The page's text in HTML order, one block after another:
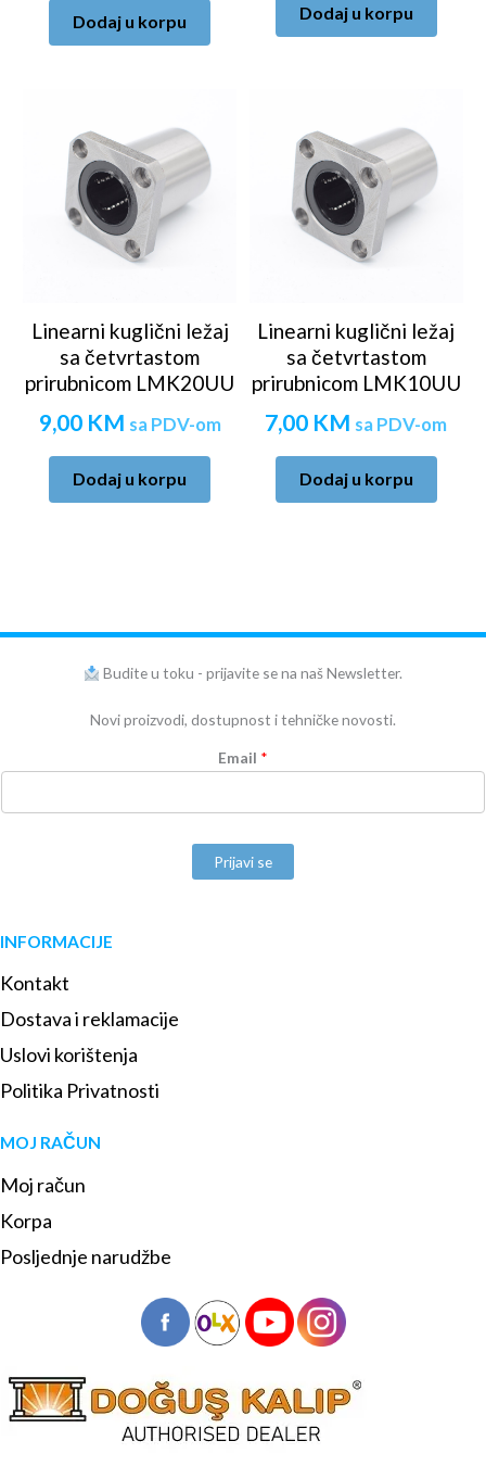
Dodaj u korpu Dodaj u korpu
Linearni kuglični ležaj
sa četvrtastom
prirubnicom LMK20UU
9,00 KM sa PDV-om
Dodaj u korpu
Linearni kuglični ležaj
sa četvrtastom
prirubnicom LMK10UU
7,00 KM sa PDV-om
Dodaj u korpu
Budite u toku - prijavite se na naš Newsletter.
Novi proizvodi, dostupnost i tehničke novosti.
Email *
Prijavi se
INFORMACIJE
Kontakt
Dostava i reklamacije
Uslovi korištenja
Politika Privatnosti
MOJ RAČUN
Moj račun
Korpa
Posljednje narudžbe